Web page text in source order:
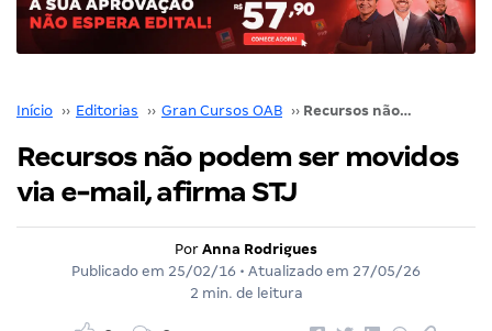
Início ›› Editorias ›› Gran Cursos OAB ›› Recursos não podem ser movidos via e-mail, afirma STJ
Recursos não podem ser movidos
via e-mail, afirma STJ
Por Anna Rodrigues
Publicado em 25/02/16 • Atualizado em 27/05/26
2 min. de leitura